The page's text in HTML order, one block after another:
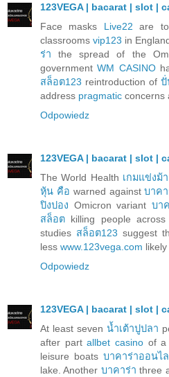
123VEGA | bacarat | slot |
Face masks Live22 are
classrooms vip123 in
ร่า the spread of the
governmentWM CASINO
สล็อต123 reintroduction ofปั่
address pragmatic concerns
Odpowiedz
123VEGA | bacarat | slot |
The World Health เกมแข่งม้า
หุ้น คือ warned againstบาค
ปิงปอง Omicron variant บา
สล็อต killing people
studies สล็อต123 suggest
less www.123vega.com
Odpowiedz
123VEGA | bacarat | slot |
At least sevenน้ำเต้าปูปลา
after partallbet casino of a
leisure boatsบาคาร่าออนไ
lake. Another บาคาร่า three